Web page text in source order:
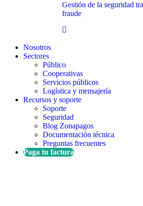
Gestión de la seguridad
fraude
Nosotros
Sectores
Público
Cooperativas
Servicios públicos
Logística y mensajería
Recursos y soporte
Soporte
Seguridad
Blog Zonapagos
Documentación técnica
Preguntas frecuentes
Paga tu factura